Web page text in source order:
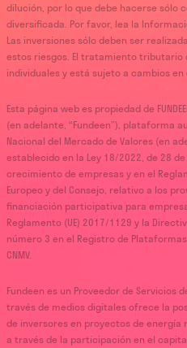
dilución, por lo que debe hacerse sólo
diversificada. Por favor, lea la
Las inversiones sólo deben ser
estos riesgos. El tratamiento tributario
individuales y está sujeto a cambios en
Esta página web es propiedad de
(en adelante, “Fundeen”), plataforma
Nacional del Mercado de Valores (en
establecido en la Ley 18/2022, de 28
crecimiento de empresas y en el
Europeo y del Consejo, relativo a los
financiación participativa para
Reglamento (UE) 2017/1129 y la
número 3 en el Registro de
CNMV.
Fundeen es un Proveedor de Servicios
través de medios digitales ofrece la
de inversores en proyectos de energía
a través de la participación en el